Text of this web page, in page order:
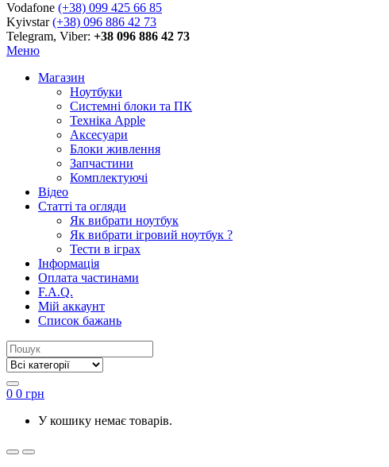
Vodafone (+38) 099 425 66 85
Kyivstar(+38) 096 886 42 73
Telegram, Viber: +38 096 886 42 73
Меню
Магазин
Ноутбуки
Системні блоки та ПК
Техніка Apple
Аксесуари
Блоки живлення
Запчастини
Комплектуючі
Відео
Статті та огляди
Як вибрати ноутбук
Як вибрати ігровий ноутбук ?
Тести в іграх
Інформація
Оплата частинами
F.A.Q.
Мій аккаунт
Список бажань
0 0 грн
У кошику немає товарів.